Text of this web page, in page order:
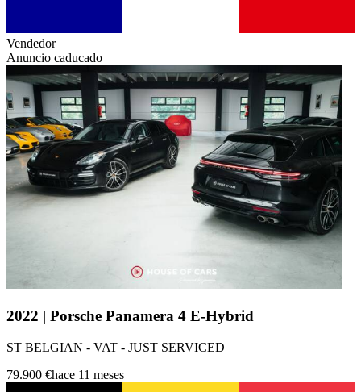
Vendedor
Anuncio caducado
2022 | Porsche Panamera 4 E-Hybrid
ST BELGIAN - VAT - JUST SERVICED
79.900 €hace 11 meses